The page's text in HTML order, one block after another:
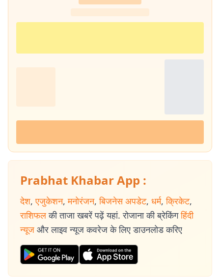
Prabhat Khabar App :
देश, एजुकेशन, मनोरंजन, बिजनेस अपडेट, धर्म, क्रिकेट,
राशिफल की ताजा खबरें पढ़ें यहां. रोजाना की ब्रेकिंग हिंदी
न्यूज और लाइव न्यूज कवरेज के लिए डाउनलोड करिए